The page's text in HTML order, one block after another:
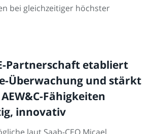
bei gleichzeitiger höchster
Partnerschaft etabliert
Überwachung und stärkt
Fähigkeiten
innovativ